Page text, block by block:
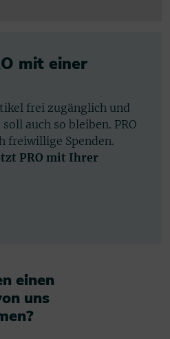
mit einer
frei zugänglich und
auch so bleiben. PRO
freiwillige Spenden.
PRO mit Ihrer
einen
uns